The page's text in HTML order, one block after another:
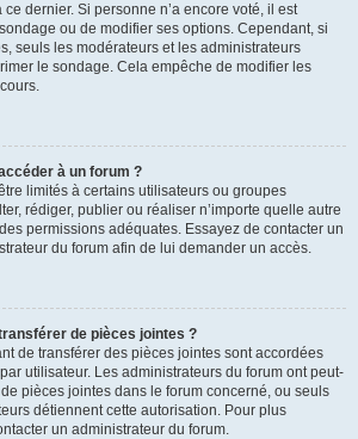
dernier. Si personne n’a encore voté, il est
ou de modifier ses options. Cependant, si
seuls les modérateurs et les administrateurs
le sondage. Cela empêche de modifier les
à un forum ?
limités à certains utilisateurs ou groupes
rédiger, publier ou réaliser n’importe quelle autre
permissions adéquates. Essayez de contacter un
du forum afin de lui demander un accès.
de pièces jointes ?
de transférer des pièces jointes sont accordées
utilisateur. Les administrateurs du forum ont peut-
pièces jointes dans le forum concerné, ou seuls
détiennent cette autorisation. Pour plus
un administrateur du forum.